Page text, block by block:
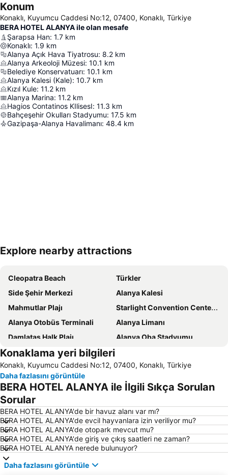
Konum
Konaklı, Kuyumcu Caddesi No:12, 07400, Konaklı, Türkiye
BERA HOTEL ALANYA ile olan mesafe
Şarapsa Han: 1.7 km
Konaklı: 1.9 km
Alanya Açık Hava Tiyatrosu: 8.2 km
Alanya Arkeoloji Müzesi: 10.1 km
Belediye Konservatuarı: 10.1 km
Alanya Kalesi (Kale): 10.7 km
Kızıl Kule: 11.2 km
Alanya Marina: 11.2 km
Hagios Contatinos KIlisesI: 11.3 km
Bahçeşehir Okulları Stadyumu: 17.5 km
Gazipaşa-Alanya Havalimanı: 48.4 km
Haritayı genişlet
Explore nearby attractions
Cleopatra Beach
Türkler
Side Şehir Merkezi
Alanya Kalesi
Mahmutlar Plajı
Starlight Convention Center Kızılağaç
Alanya Otobüs Terminali
Alanya Limanı
Damlataş Halk Plajı
Alanya Oba Stadyumu
Alanya Çarşı
Side Belediyesi Royal Beach
Kargıcak
Side ancient places
Gazipaşa Havalimanı
Evrenseki Büyük Halk Plajı
Titreyengöl
Dim Nehri
Manavgat Markt
Damlataş Mağarası
Alanya Marina
Summer Garden
Kızılkule Alanya
Keykubat Plajı
Evrenseki Batı Halk Plajı
Konaklama yeri bilgileri
Konaklı, Kuyumcu Caddesi No:12, 07400, Konaklı, Türkiye
Daha fazlasını görüntüle
BERA HOTEL ALANYA ile İlgili Sıkça Sorulan
Sorular
BERA HOTEL ALANYA'de bir havuz alanı var mı?
BERA HOTEL ALANYA'de evcil hayvanlara izin veriliyor mu?
BERA HOTEL ALANYA'de otopark mevcut mu?
BERA HOTEL ALANYA'de giriş ve çıkış saatleri ne zaman?
BERA HOTEL ALANYA nerede bulunuyor?
Daha fazlasını görüntüle